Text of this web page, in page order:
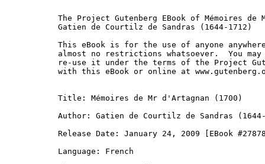
The Project Gutenberg EBook of Mémoires
Gatien de Courtilz de Sandras (1644-1712)
This eBook is for the use of anyone
almost no restrictions whatsoever.  You
re-use it under the terms of the Project
with this eBook or online at
Title: Mémoires de Mr d'Artagnan (1700)
Author: Gatien de Courtilz de Sandras
Release Date: January 24, 2009 [EBook
Language: French